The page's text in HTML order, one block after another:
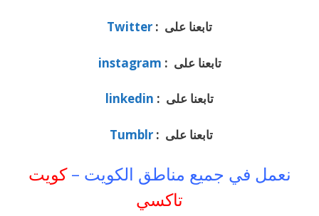
تابعنا على : Twitter
تابعنا على : instagram
تابعنا على : linkedin
تابعنا على :Tumblr
نعمل في جميع مناطق الكويت –كويت
تاكسي